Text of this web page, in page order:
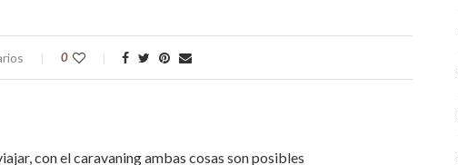
0
con el caravaning ambas cosas son posibles